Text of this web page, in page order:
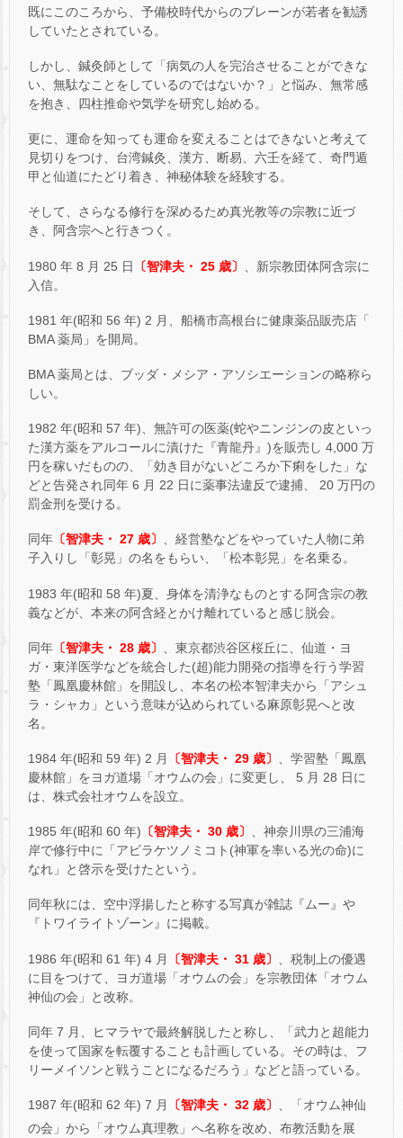
既にこのころから、予備校時代からのブレーンが若者を勧誘
していたとされている。
しかし、鍼灸師として「病気の人を完治させることができな
い、無駄なことをしているのではないか？」と悩み、無常感
を抱き、四柱推命や気学を研究し始める。
更に、運命を知っても運命を変えることはできないと考えて
見切りをつけ、台湾鍼灸、漢方、断易、六壬を経て、奇門遁
甲と仙道にたどり着き、神秘体験を経験する。
そして、さらなる修行を深めるため真光教等の宗教に近づ
き、阿含宗へと行きつく。
1980 年 8 月 25 日 〔智津夫・ 25 歳〕
、新宗教団体阿含宗に
入信。
1981 年(昭和 56 年) 2 月、船橋市高根台に健康薬品販売店「
BMA 薬局」を開局。
BMA 薬局とは、ブッダ・メシア・アソシエーションの略称ら
しい。
1982 年(昭和 57 年)、無許可の医薬(蛇やニンジンの皮といっ
た漢方薬をアルコールに漬けた『青龍丹』)を販売し 4,000 万
円を稼いだものの、「効き目がないどころか下痢をした」な
どと告発され同年 6 月 22 日に薬事法違反で逮捕、 20 万円の
罰金刑を受ける。
同年 〔智津夫・ 27 歳〕 、経営塾などをやっていた人物に弟
子入りし「彰晃」の名をもらい、「松本彰晃」を名乗る。
1983 年(昭和 58 年)夏、身体を清浄なものとする阿含宗の教
義などが、本来の阿含経とかけ離れていると感じ脱会。
同年 〔智津夫・ 28 歳〕
、東京都渋谷区桜丘に、仙道・ヨ
ガ・東洋医学などを統合した(超)能力開発の指導を行う学習
塾「鳳凰慶林館」を開設し、本名の松本智津夫から「アシュ
ラ・シャカ」という意味が込められている麻原彰晃へと改
名。
1984 年(昭和 59 年) 2 月 〔智津夫・ 29 歳〕
、学習塾「鳳凰
慶林館」をヨガ道場「オウムの会」に変更し、 5 月 28 日に
は、株式会社オウムを設立。
1985 年(昭和 60 年) 〔智津夫・ 30 歳〕
、神奈川県の三浦海
岸で修行中に「アビラケツノミコト(神軍を率いる光の命)に
なれ」と啓示を受けたという。
同年秋には、空中浮揚したと称する写真が雑誌『ムー』や
『トワイライトゾーン』に掲載。
1986 年(昭和 61 年) 4 月 〔智津夫・ 31 歳〕
、税制上の優遇
に目をつけて、ヨガ道場「オウムの会」を宗教団体「オウム
神仙の会」と改称。
同年 7 月、ヒマラヤで最終解脱したと称し、「武力と超能力
を使って国家を転覆することも計画している。その時は、フ
リーメイソンと戦うことになるだろう」などと語っている。
1987 年(昭和 62 年) 7 月 〔智津夫・ 32 歳〕
、「オウム神仙
の会」から「オウム真理教」へ名称を改め 、布教活動を展